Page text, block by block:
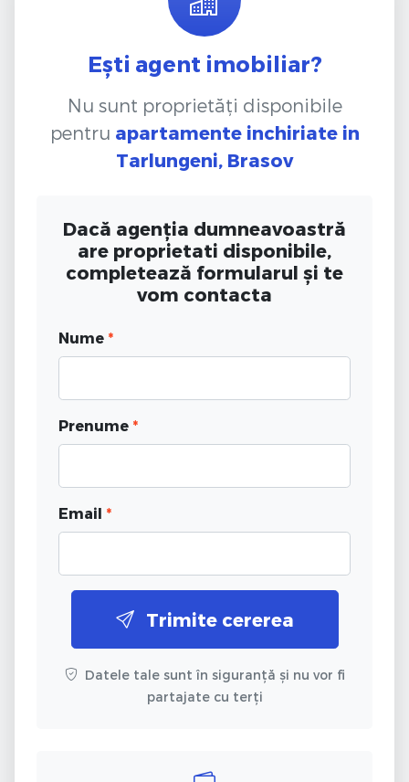
Ești agent imobiliar?
Nu sunt proprietăți disponibile
pentru apartamente inchiriate in
Tarlungeni, Brasov
Dacă agenția dumneavoastră
are proprietati disponibile,
completează formularul și te
vom contacta
Nume *
Prenume *
Email *
Trimite cererea
Datele tale sunt în siguranță și nu vor fi
partajate cu terți